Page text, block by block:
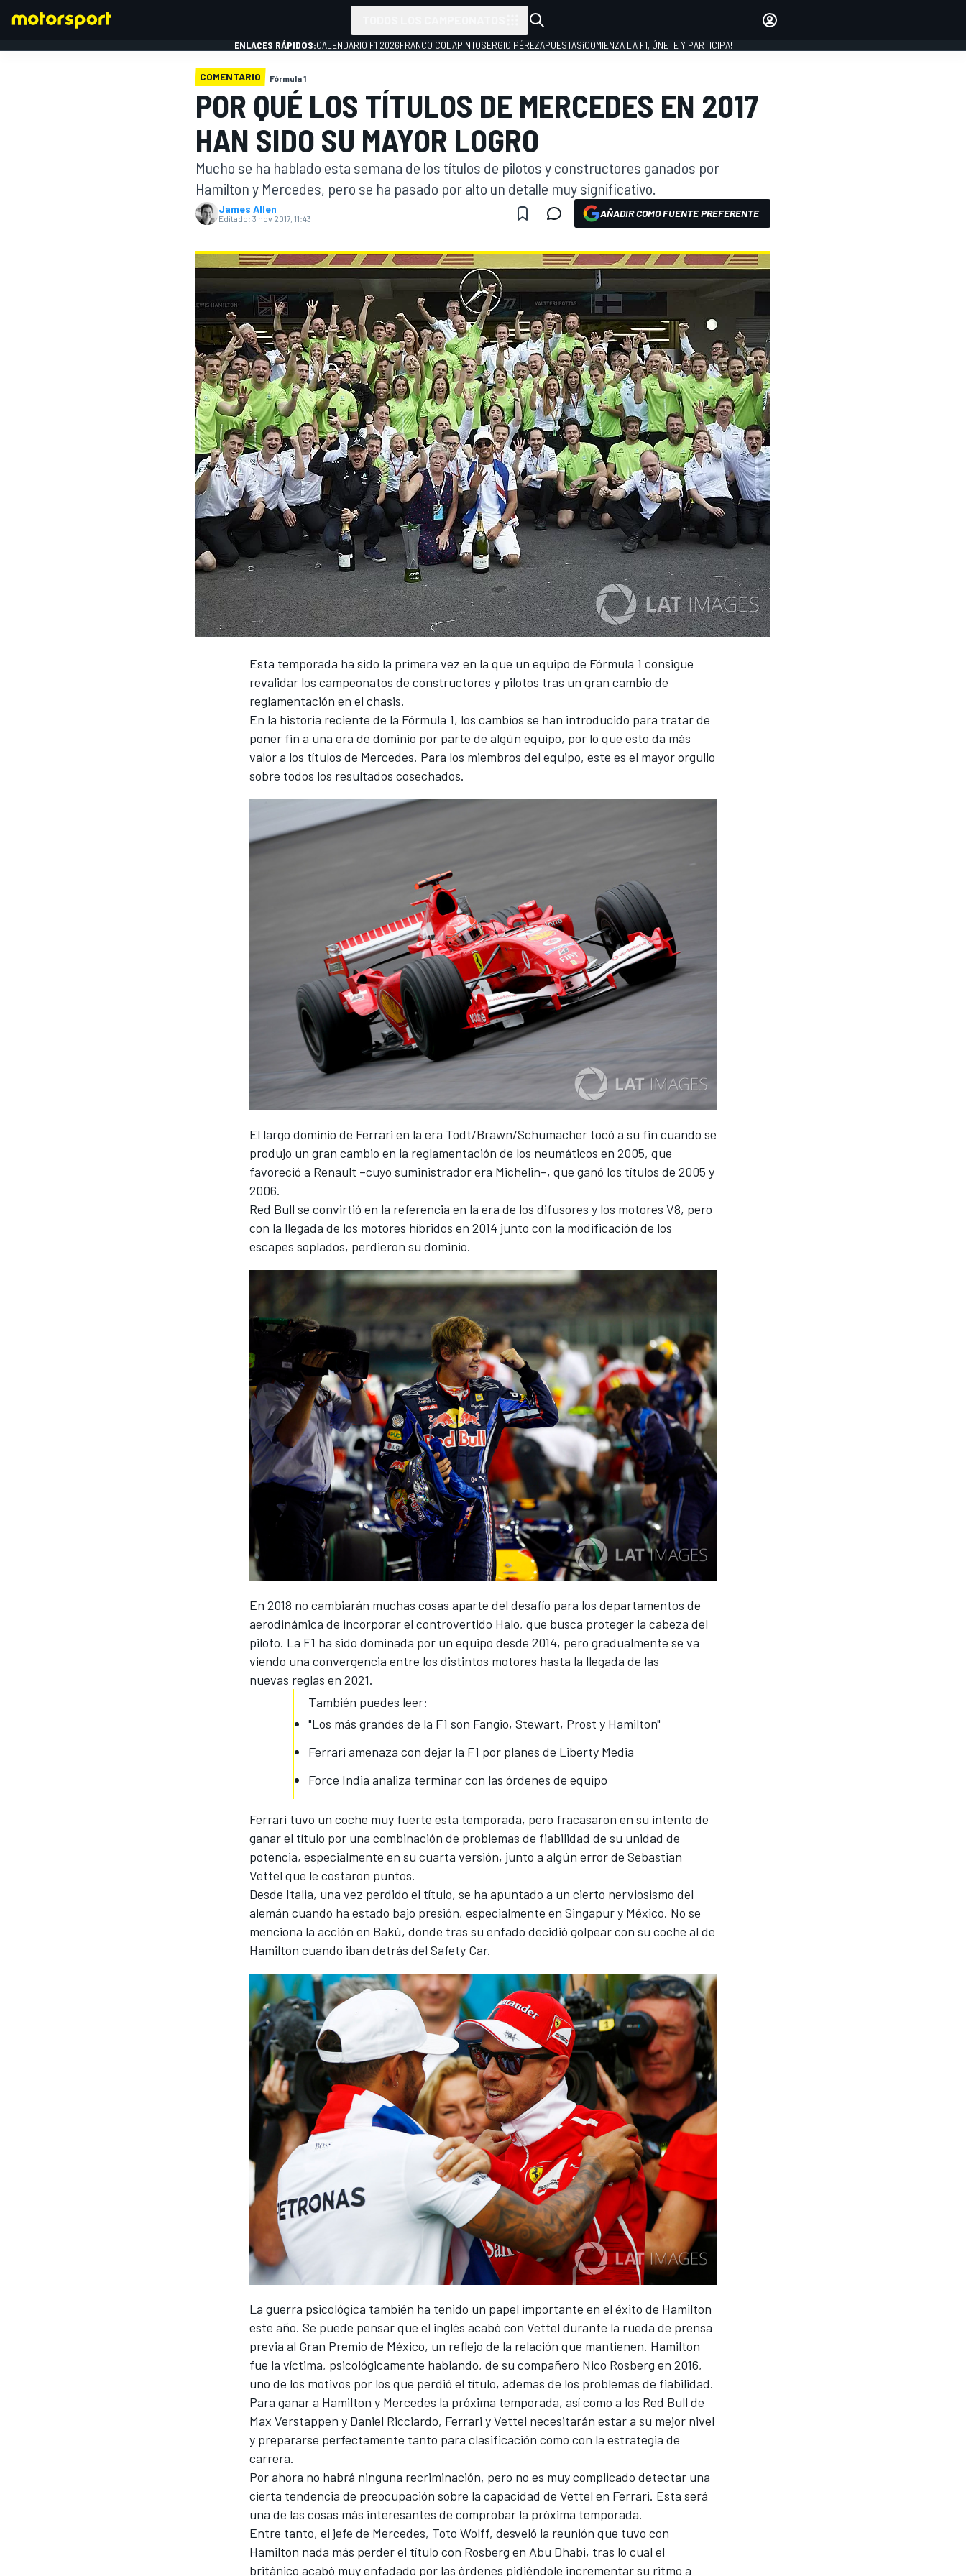
INICIAR SESIÓN
ENLACES RÁPIDOS:CALENDARIO F1 2026FRANCO COLAPINTOSERGIO PÉREZAPUESTAS¡COMIENZA LA F1, ÚNETE Y PARTICIPA!
COMENTARIO Fórmula 1
POR QUÉ LOS TÍTULOS DE MERCEDES EN 2017
HAN SIDO SU MAYOR LOGRO
Mucho se ha hablado esta semana de los títulos de pilotos y constructores ganados por
Hamilton y Mercedes, pero se ha pasado por alto un detalle muy significativo.
James Allen
Editado: 3 nov 2017, 11:43 AÑADIR COMO FUENTE PREFERENTE
Esta temporada ha sido la primera vez en la que un equipo de Fórmula 1 consigue
revalidar los campeonatos de constructores y pilotos tras un gran cambio de
reglamentación en el chasis.
En la historia reciente de la Fórmula 1, los cambios se han introducido para tratar de
poner fin a una era de dominio por parte de algún equipo, por lo que esto da más
valor a los títulos de Mercedes. Para los miembros del equipo, este es el mayor orgullo
sobre todos los resultados cosechados.
El largo dominio de Ferrari en la era Todt/Brawn/Schumacher tocó a su fin cuando se
produjo un gran cambio en la reglamentación de los neumáticos en 2005, que
favoreció a Renault –cuyo suministrador era Michelin–, que ganó los títulos de 2005 y
2006.
Red Bull se convirtió en la referencia en la era de los difusores y los motores V8, pero
con la llegada de los motores híbridos en 2014 junto con la modificación de los
escapes soplados, perdieron su dominio.
En 2018 no cambiarán muchas cosas aparte del desafío para los departamentos de
aerodinámica de incorporar el controvertido Halo, que busca proteger la cabeza del
piloto. La F1 ha sido dominada por un equipo desde 2014, pero gradualmente se va
viendo una convergencia entre los distintos motores hasta la llegada de las
nuevas reglas en 2021.
También puedes leer:
"Los más grandes de la F1 son Fangio, Stewart, Prost y Hamilton"
Ferrari amenaza con dejar la F1 por planes de Liberty Media
Force India analiza terminar con las órdenes de equipo
Ferrari tuvo un coche muy fuerte esta temporada, pero fracasaron en su intento de
ganar el título por una combinación de problemas de fiabilidad de su unidad de
potencia, especialmente en su cuarta versión, junto a algún error de Sebastian
Vettel que le costaron puntos.
Desde Italia, una vez perdido el título, se ha apuntado a un cierto nerviosismo del
alemán cuando ha estado bajo presión, especialmente en Singapur y México. No se
menciona la acción en Bakú, donde tras su enfado decidió golpear con su coche al de
Hamilton cuando iban detrás del Safety Car.
La guerra psicológica también ha tenido un papel importante en el éxito de Hamilton
este año. Se puede pensar que el inglés acabó con Vettel durante la rueda de prensa
previa al Gran Premio de México, un reflejo de la relación que mantienen. Hamilton
fue la víctima, psicológicamente hablando, de su compañero Nico Rosberg en 2016,
uno de los motivos por los que perdió el título, ademas de los problemas de fiabilidad.
Para ganar a Hamilton y Mercedes la próxima temporada, así como a los Red Bull de
Max Verstappen y Daniel Ricciardo, Ferrari y Vettel necesitarán estar a su mejor nivel
y prepararse perfectamente tanto para clasificación como con la estrategia de
carrera.
Por ahora no habrá ninguna recriminación, pero no es muy complicado detectar una
cierta tendencia de preocupación sobre la capacidad de Vettel en Ferrari. Esta será
una de las cosas más interesantes de comprobar la próxima temporada.
Entre tanto, el jefe de Mercedes, Toto Wolff, desveló la reunión que tuvo con
Hamilton nada más perder el título con Rosberg en Abu Dhabi, tras lo cual el
británico acabó muy enfadado por las órdenes pidiéndole incrementar su ritmo a